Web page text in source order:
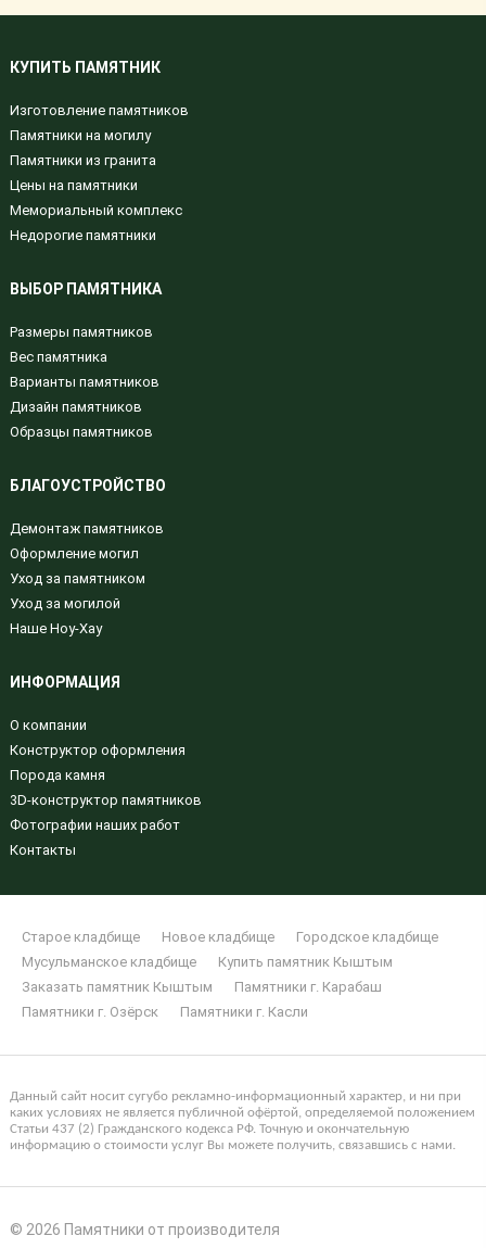
КУПИТЬ ПАМЯТНИК
Изготовление памятников
Памятники на могилу
Памятники из гранита
Цены на памятники
Мемориальный комплекс
Недорогие памятники
ВЫБОР ПАМЯТНИКА
Размеры памятников
Вес памятника
Варианты памятников
Дизайн памятников
Образцы памятников
БЛАГОУСТРОЙСТВО
Демонтаж памятников
Оформление могил
Уход за памятником
Уход за могилой
Наше Ноу-Хау
ИНФОРМАЦИЯ
О компании
Конструктор оформления
Порода камня
3D-конструктор памятников
Фотографии наших работ
Контакты
Старое кладбище Новое кладбище
Городское кладбище
Мусульманское кладбище
Купить памятник Кыштым
Заказать памятник Кыштым
Памятники г. Карабаш
Памятники г. Озёрск
Памятники г. Касли
Данный сайт носит сугубо рекламно-информационный характер, и ни при
каких условиях не является публичной офёртой, определяемой положением
Статьи 437 (2) Гражданского кодекса РФ. Точную и окончательную
информацию о стоимости услуг Вы можете получить, связавшись с нами.
© 2026 Памятники от производителя